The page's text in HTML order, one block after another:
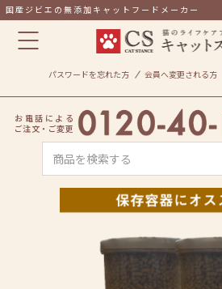
国産ジビエの無添加キャットフードメーカー
パスワードを忘れた方 会員へ変更される方
お 電話 に よ る
ご注文 ・ ご変更